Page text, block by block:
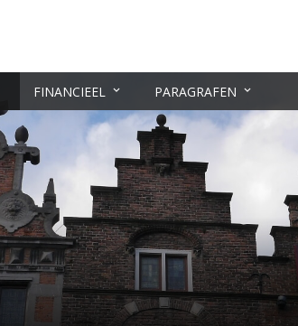
FINANCIEEL PARAGRAFEN